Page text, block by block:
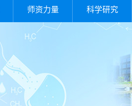
师资力量 科学研究